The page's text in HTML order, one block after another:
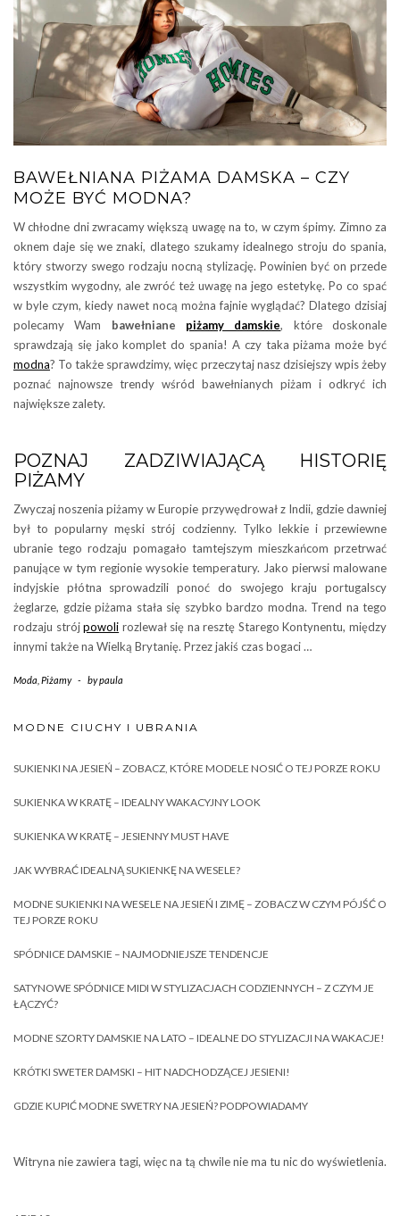
BAWEŁNIANA PIŻAMA DAMSKA – CZY
MOŻE BYĆ MODNA?
W chłodne dni zwracamy większą uwagę na to, w czym śpimy. Zimno za
oknem daje się we znaki, dlatego szukamy idealnego stroju do spania,
który stworzy swego rodzaju nocną stylizację. Powinien być on przede
wszystkim wygodny, ale zwróć też uwagę na jego estetykę. Po co spać
w byle czym, kiedy nawet nocą można fajnie wyglądać? Dlatego dzisiaj
polecamy Wam bawełniane piżamy damskie, które doskonale
sprawdzają się jako komplet do spania! A czy taka piżama może być
modna? To także sprawdzimy, więc przeczytaj nasz dzisiejszy wpis żeby
poznać najnowsze trendy wśród bawełnianych piżam i odkryć ich
największe zalety.
POZNAJ ZADZIWIAJĄCĄ HISTORIĘ
PIŻAMY
Zwyczaj noszenia piżamy w Europie przywędrował z Indii, gdzie dawniej
był to popularny męski strój codzienny. Tylko lekkie i przewiewne
ubranie tego rodzaju pomagało tamtejszym mieszkańcom przetrwać
panujące w tym regionie wysokie temperatury. Jako pierwsi malowane
indyjskie płótna sprowadzili ponoć do swojego kraju portugalscy
żeglarze, gdzie piżama stała się szybko bardzo modna. Trend na tego
rodzaju strójpowoli rozlewał się na resztę Starego Kontynentu, między
innymi także na Wielką Brytanię. Przez jakiś czas bogaci …
Moda Piżamy - bypaula
MODNE CIUCHY I UBRANIA
SUKIENKI NA JESIEŃ – ZOBACZ, KTÓRE MODELE NOSIĆ O TEJ PORZE ROKU
SUKIENKA W KRATĘ – IDEALNY WAKACYJNY LOOK
SUKIENKA W KRATĘ – JESIENNY MUST HAVE
JAK WYBRAĆ IDEALNĄ SUKIENKĘ NA WESELE?
MODNE SUKIENKI NA WESELE NA JESIEŃ I ZIMĘ – ZOBACZ W CZYM PÓJŚĆ O
TEJ PORZE ROKU
SPÓDNICE DAMSKIE – NAJMODNIEJSZE TENDENCJE
SATYNOWE SPÓDNICE MIDI W STYLIZACJACH CODZIENNYCH – Z CZYM JE
ŁĄCZYĆ?
MODNE SZORTY DAMSKIE NA LATO – IDEALNE DO STYLIZACJI NA WAKACJE!
KRÓTKI SWETER DAMSKI – HIT NADCHODZĄCEJ JESIENI!
GDZIE KUPIĆ MODNE SWETRY NA JESIEŃ? PODPOWIADAMY
Witryna nie zawiera tagi, więc na tą chwile nie ma tu nic do wyświetlenia.